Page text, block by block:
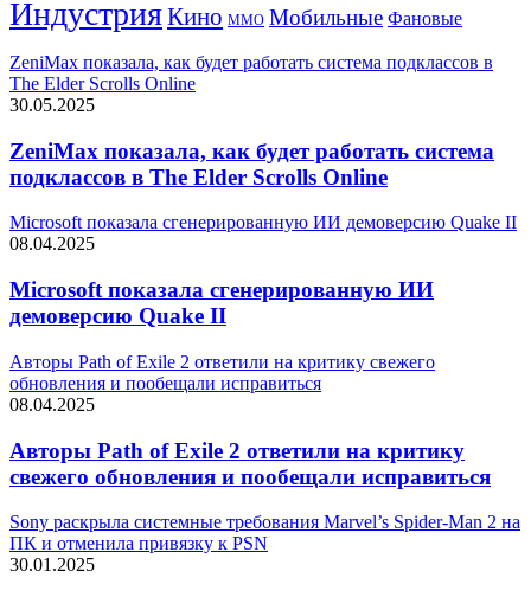
ИндустрияКино ММО Мобильные Фановые
ZeniMax показала, как будет работать система подклассов в
The Elder Scrolls Online
30.05.2025
ZeniMax показала, как будет работать система
подклассов в The Elder Scrolls Online
Microsoft показала сгенерированную ИИ демоверсию Quake II
08.04.2025
Microsoft показала сгенерированную ИИ
демоверсию Quake II
Авторы Path of Exile 2 ответили на критику свежего
обновления и пообещали исправиться
08.04.2025
Авторы Path of Exile 2 ответили на критику
свежего обновления и пообещали исправиться
Sony раскрыла системные требования Marvel’s Spider-Man 2 на
ПК и отменила привязку к PSN
30.01.2025